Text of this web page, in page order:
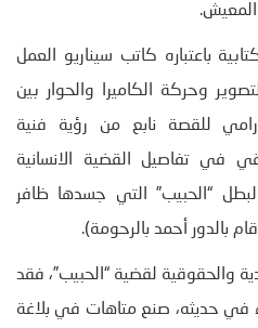
المعيش.
باعتباره كاتب سيناريو العمل
وحركة الكاميرا والحوار بين
للقصة نابع من رؤية فنية
في تفاصيل القضية الانسانية
“الحبيب” التي جسدها ظافر
بالدور أحمد بالرحومة).
والحقوقية لقضية “الحبيب”، فقد
في حديثه، صنع متاهات في بلاغة